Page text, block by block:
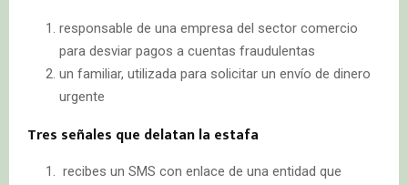
responsable de una empresa del sector comercio
para desviar pagos a cuentas fraudulentas
un familiar, utilizada para solicitar un envío de dinero
urgente
Tres señales que delatan la estafa
recibes un SMS con enlace de una entidad que